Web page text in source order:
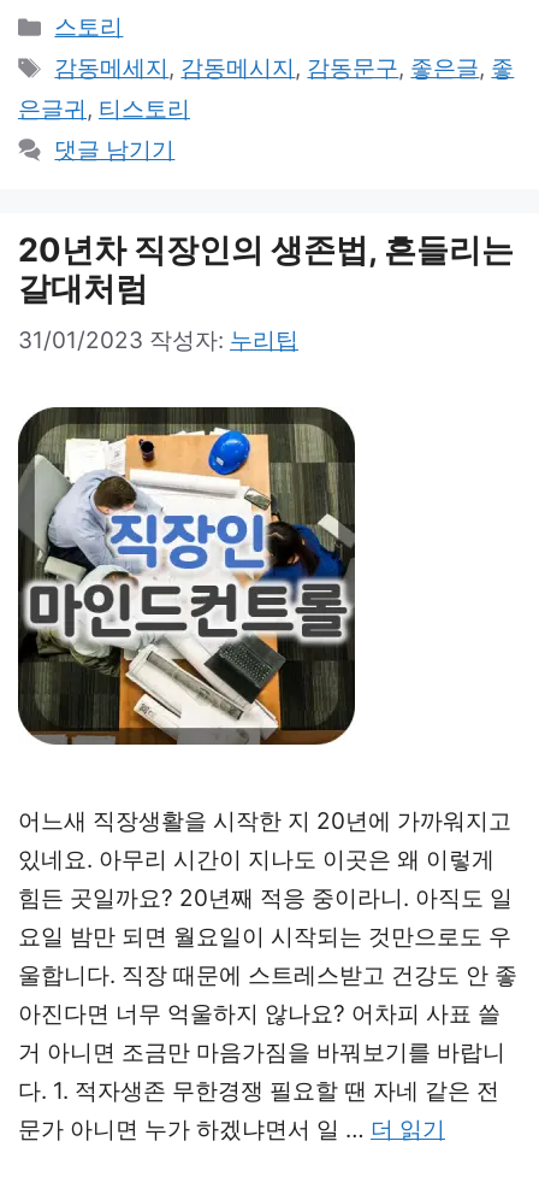
카
테
리
스토리
태
그
감동메세지 , 감동메시지 , 감동문구, 좋은글, 좋
은글귀 , 티스토리
댓글 남기기
20년차 직장인의 생존법, 흔들리는
갈대처럼
31/01/2023 작성자: 누리팁
어느새 직장생활을 시작한 지 20년에 가까워지고
있네요. 아무리 시간이 지나도 이곳은 왜 이렇게
힘든 곳일까요? 20년째 적응 중이라니. 아직도 일
요일 밤만 되면 월요일이 시작되는 것만으로도 우
울합니다. 직장 때문에 스트레스받고 건강도 안 좋
아진다면 너무 억울하지 않나요? 어차피 사표 쓸
거 아니면 조금만 마음가짐을 바꿔보기를 바랍니
다. 1. 적자생존 무한경쟁 필요할 땐 자네 같은 전
문가 아니면 누가 하겠냐면서 일 … 더 읽기